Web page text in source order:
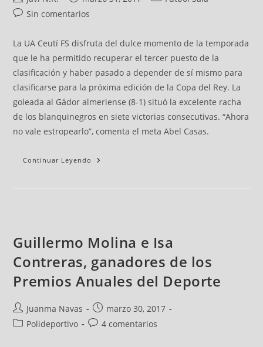
Sin comentarios
La UA Ceutí FS disfruta del dulce momento de la temporada
que le ha permitido recuperar el tercer puesto de la
clasificación y haber pasado a depender de sí mismo para
clasificarse para la próxima edición de la Copa del Rey. La
goleada al Gádor almeriense (8-1) situó la excelente racha
de los blanquinegros en siete victorias consecutivas. “Ahora
no vale estropearlo”, comenta el meta Abel Casas.
Continuar Leyendo
Guillermo Molina e Isa
Contreras, ganadores de los
Premios Anuales del Deporte
Juanma Navas
marzo 30, 2017
Polideportivo
4 comentarios